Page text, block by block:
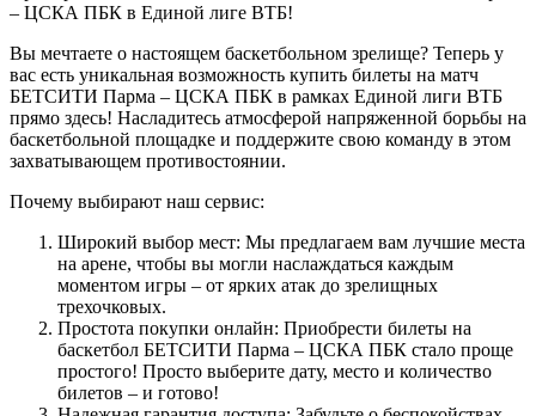
– ЦСКА ПБК в Единой лиге ВТБ!
Вы мечтаете о настоящем баскетбольном зрелище? Теперь у
вас есть уникальная возможность купить билеты на матч
БЕТСИТИ Парма – ЦСКА ПБК в рамках Единой лиги ВТБ
прямо здесь! Насладитесь атмосферой напряженной борьбы на
баскетбольной площадке и поддержите свою команду в этом
захватывающем противостоянии.
Почему выбирают наш сервис:
Широкий выбор мест: Мы предлагаем вам лучшие места
на арене, чтобы вы могли наслаждаться каждым
моментом игры – от ярких атак до зрелищных
трехочковых.
Простота покупки онлайн: Приобрести билеты на
баскетбол БЕТСИТИ Парма – ЦСКА ПБК стало проще
простого! Просто выберите дату, место и количество
билетов – и готово!